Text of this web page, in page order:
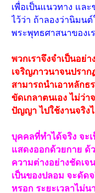
เพื่อเป็นแนวทาง แล
ไว้ว่า ถ้าลองว่านิมน
พระพุทธศาสนาของเ
พวกเราจึงจำเป็นอย่
เจริญภาวนาจนปรา
สามารถนำเอาหลักธ
ขัดเกลาตนเอง ไม่ว่า
ปัญญา ไปใช้งานจริง
บุคคลที่ทำได้จริง จะ
แสดงออกด้วยกาย ด้
ความต่างอย่างชัดเจ
เป็นของปลอม จะดัด
หรอก ระยะเวลาไม่น